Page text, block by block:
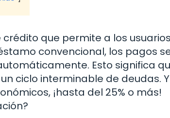
que permite a los
convencional, los pagos
Esto significa
ciclo interminable de deudas.
¡hasta del 25% o más!